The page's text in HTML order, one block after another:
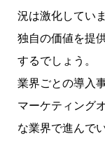
況は激化してい
独自の価値を提
するでしょう。
業界ごとの導入
マーケティング
な業界で進んで